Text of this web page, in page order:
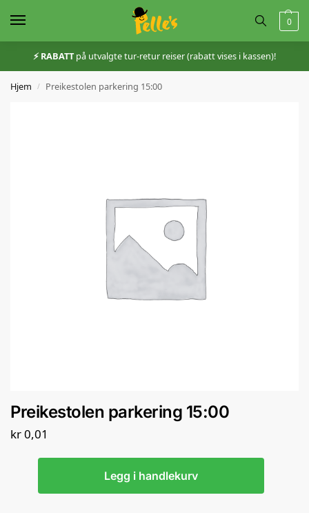
0
⚡️ RABATTpå utvalgte tur-retur reiser (rabatt vises i kassen)!
Hjem / Preikestolen parkering 15:00
Preikestolen parkering 15:00
kr0,01
Legg i handlekurv